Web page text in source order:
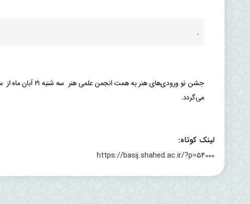
.
می‌گردد.
لینک کوتاه:
https://basij.shahed.ac.ir/?p=54000